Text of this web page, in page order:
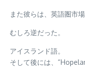
また彼らは、英語圏市
むしろ逆だった。
アイスランド語。
そして後には、